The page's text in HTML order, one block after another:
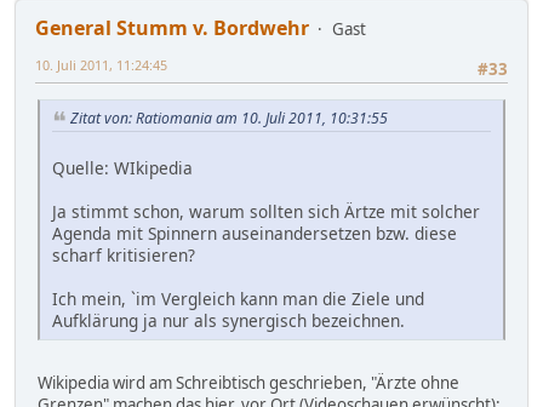
General Stumm v. Bordwehr
Gast
#33
10. Juli 2011, 11:24:45
Zitat von: Ratiomania am 10. Juli 2011, 10:31:55
Quelle: WIkipedia
Ja stimmt schon, warum sollten sich Ärtze mit solcher
Agenda mit Spinnern auseinandersetzen bzw. diese
scharf kritisieren?
Ich mein, `im Vergleich kann man die Ziele und
Aufklärung ja nur als synergisch bezeichnen.
Wikipedia wird am Schreibtisch geschrieben, "Ärzte ohne